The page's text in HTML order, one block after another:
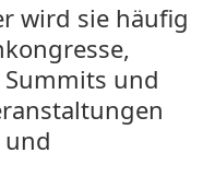
wird sie häufig
Summits und